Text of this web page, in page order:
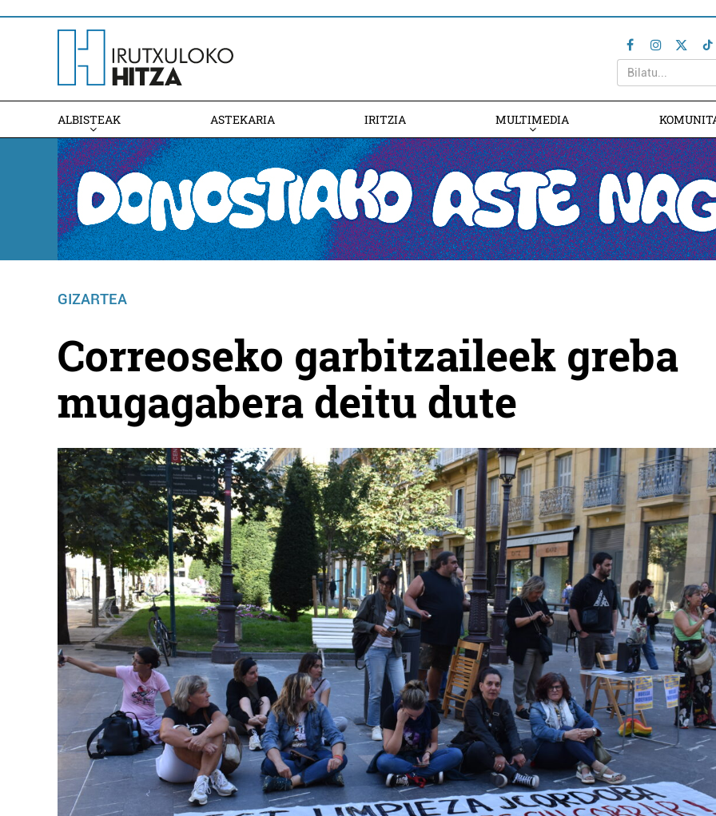
ALBISTEAK ASTEKARIA IRITZIA MULTIMEDIA
GIZARTEA
Correoseko garbitzaileek greba
mugagabera deitu dute